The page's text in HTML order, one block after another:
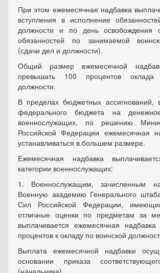
При этом ежемесячная надбавка
вступления в исполнение
должности и по день освобождения
обязанностей по занимаемой
(сдачи дел и должности).
Общий размер ежемесячной
превышать 100 процентов оклада
должности.
В пределах бюджетных ассигнований,
федерального бюджета на
военнослужащих, по решению
Российской Федерации ежемесячная
устанавливаться в большем размере.
Ежемесячная надбавка
категории военнослужащих:
1. Военнослужащим, зачисленным
Военную академию Генерального
Сил Российской Федерации,
отличные оценки по предметам за
выплачивается ежемесячная
процентов к окладу по воинской
Выплата ежемесячной надбавки
основании приказа